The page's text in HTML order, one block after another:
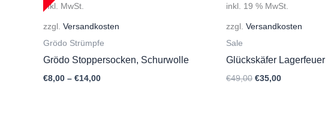
inkl. MwSt.
zzgl. Versandkosten
Grödo Strümpfe
Grödo Stoppersocken, Schurwolle
€8,00 – €14,00
inkl. 19 % MwSt.
zzgl. Versandkosten
Sale
Glückskäfer Lagerfeuer
€49,00 Ursprünglicher
€35,00Aktueller